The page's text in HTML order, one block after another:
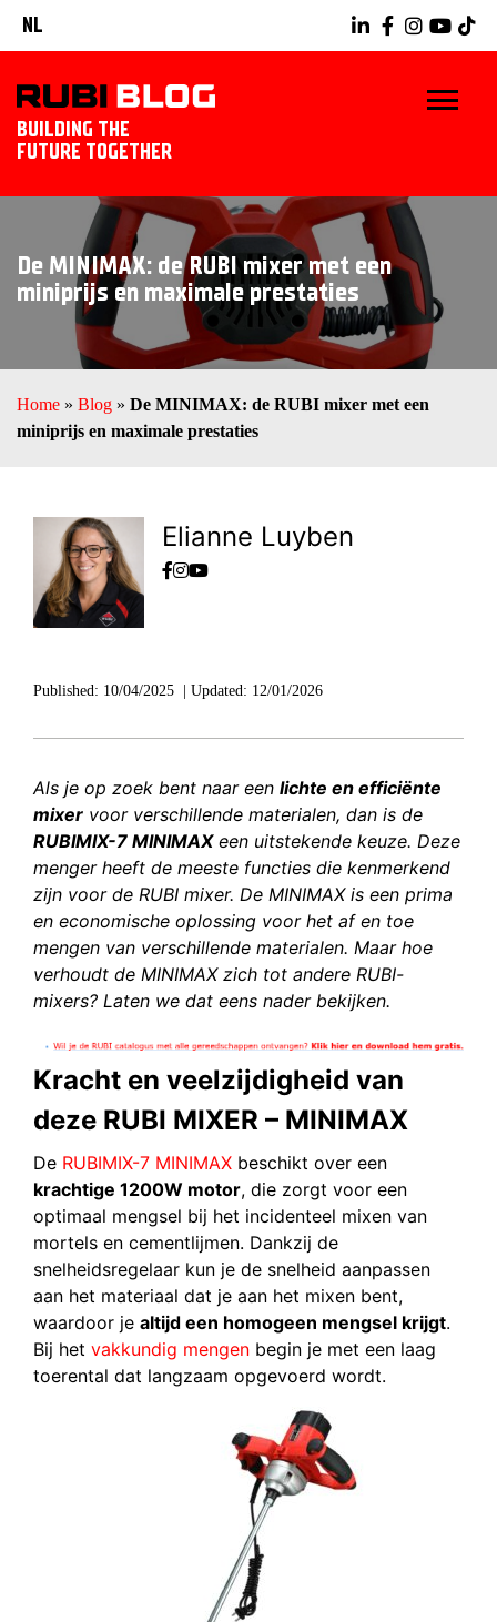
NL
BUILDING THE
FUTURE TOGETHER
TIPS & TRICKS
RUBI GEREEDSCHAPPEN
ONTDEK RUBI
De MINIMAX: de RUBI mixer met een
miniprijs en maximale prestaties
Home » Blog » De MINIMAX: de RUBI mixer met een
miniprijs en maximale prestaties
Elianne Luyben
Published: 10/04/2025 Updated: 12/01/2026
Als je op zoek bent naar een lichte en efficiënte
mixer voor verschillende materialen, dan is de
RUBIMIX-7 MINIMAXeen uitstekende keuze. Deze
menger heeft de meeste functies die kenmerkend
zijn voor de RUBI mixer. De MINIMAX is een prima
en economische oplossing voor het af en toe
mengen van verschillende materialen. Maar hoe
verhoudt de MINIMAX zich tot andere RUBI-
mixers? Laten we dat eens nader bekijken.
Kracht en veelzijdigheid van
deze RUBI MIXER – MINIMAX
De RUBIMIX-7 MINIMAX beschikt over een
krachtige 1200W motor, die zorgt voor een
optimaal mengsel bij het incidenteel mixen van
mortels en cementlijmen. Dankzij de
snelheidsregelaar kun je de snelheid aanpassen
aan het materiaal dat je aan het mixen bent,
waardoor je altijd een homogeen mengsel krijgt.
Bij het vakkundig mengen begin je met een laag
toerental dat langzaam opgevoerd wordt.